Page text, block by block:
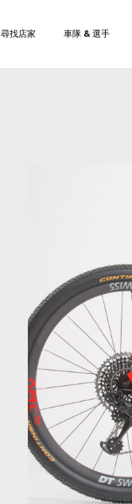
尋找店家 車隊 & 選手